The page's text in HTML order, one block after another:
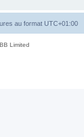
au format UTC+01:00
Limited